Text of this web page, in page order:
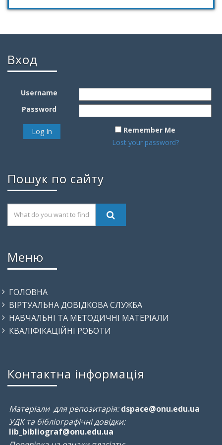
Вход
Username
Password
Remember Me
Lost your password?
Пошук по сайту
Меню
ГОЛОВНА
ВІРТУАЛЬНА ДОВІДКОВА СЛУЖБА
НАВЧАЛЬНІ ТА МЕТОДИЧНІ МАТЕРІАЛИ
КВАЛІФІКАЦІЙНІ РОБОТИ
Контактна інформація
Матеріали для репозитарія: dspace@onu.edu.ua
УДК та бібліографічні довідки:
lib_bibliograf@onu.edu.ua